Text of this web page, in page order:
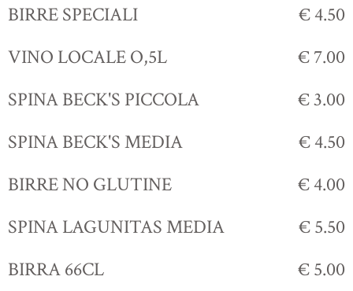
BIRRE SPECIALI
€ 4.50
VINO LOCALE O,5L
€ 7.00
SPINA BECK'S PICCOLA
€ 3.00
SPINA BECK'S MEDIA
€ 4.50
BIRRE NO GLUTINE
€ 4.00
SPINA LAGUNITAS MEDIA
€ 5.50
BIRRA 66CL
€ 5.00